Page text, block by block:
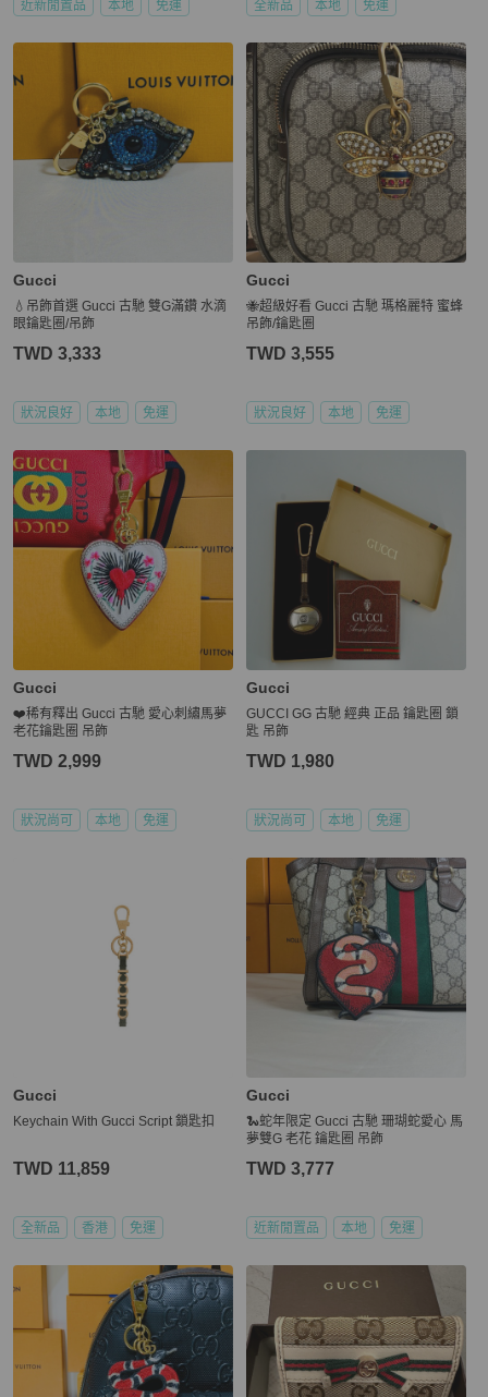
近新閒置品 本地 免運 全新品 本地 免運
Gucci
💧吊飾首選 Gucci 古馳 雙G滿鑽 水滴
眼鑰匙圈/吊飾
TWD 3,333
狀況良好 本地 免運
Gucci
🐝超級好看 Gucci 古馳 瑪格麗特 蜜蜂
吊飾/鑰匙圈
TWD 3,555
狀況良好 本地 免運
Gucci
❤️稀有釋出 Gucci 古馳 愛心刺繡馬夢
老花鑰匙圈 吊飾
TWD 2,999
狀況尚可 本地 免運
Gucci
GUCCI GG 古馳 經典 正品 鑰匙圈 鎖
匙 吊飾
TWD 1,980
狀況尚可 本地 免運
Gucci
Keychain With Gucci Script 鎖匙扣
TWD 11,859
全新品 香港 免運
Gucci
🐍蛇年限定 Gucci 古馳 珊瑚蛇愛心 馬
夢雙G 老花 鑰匙圈 吊飾
TWD 3,777
近新閒置品 本地 免運